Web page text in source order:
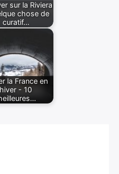
sur la Riviera
chose de
curatif…
la France en
hiver - 10